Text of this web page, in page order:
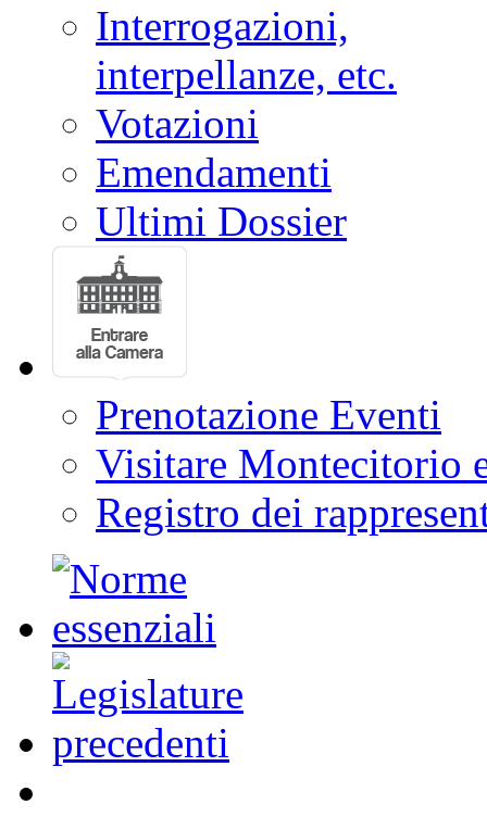
Interrogazioni,
interpellanze, etc.
Votazioni
Emendamenti
Ultimi Dossier
Prenotazione Eventi
Visitare Montecitorio
Registro dei